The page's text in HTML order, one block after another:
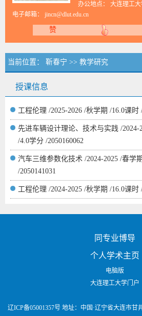
办公地点： 大连理工
电子邮箱： jincn@dlut.edu.cn
赞
当前位置： 靳春宁 >> 教学研究
授课信息
工程伦理 /2025-2026 /秋学期 /16.0课时
先进车辆设计理论、技术与实践 /2024-
/4.0学分 /2050160062
汽车三维参数化技术 /2024-2025 /春学
/2050141031
工程伦理 /2024-2025 /秋学期 /16.0课时
同专业博导
个人学术主页
电脑版
大连理工大学门户
辽ICP备05001357号 地址：中国·辽宁省大连市甘